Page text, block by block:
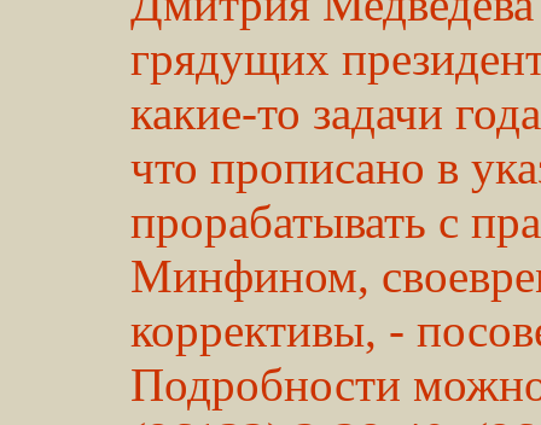
грядущих
какие-то задачи
что прописано в
прорабатывать с
Минфином,
коррективы, -
Подробности